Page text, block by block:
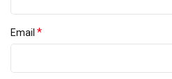
Email *